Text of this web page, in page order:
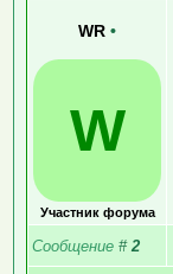
WR •
W
Участник форума
Сообщение # 2